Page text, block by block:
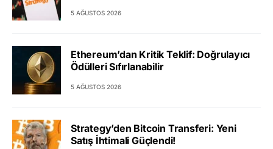
5 AĞUSTOS 2026
Ethereum’dan Kritik Teklif: Doğrulayıcı
Ödülleri Sıfırlanabilir
5 AĞUSTOS 2026
Strategy’den Bitcoin Transferi: Yeni
Satış İhtimali Güçlendi!